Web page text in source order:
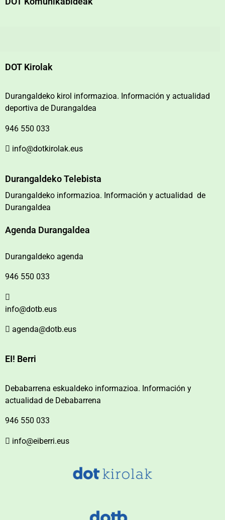
DOT Kirolak
Durangaldeko kirol informazioa. Información y actualidad
deportiva de Durangaldea
946 550 033
info@dotkirolak.eus
Durangaldeko Telebista
Durangaldeko informazioa. Información y actualidad de
Durangaldea
Agenda Durangaldea
Durangaldeko agenda
946 550 033
info@dotb.eus
agenda@dotb.eus
EI! Berri
Debabarrena eskualdeko informazioa. Información y
actualidad de Debabarrena
946 550 033
info@eiberri.eus